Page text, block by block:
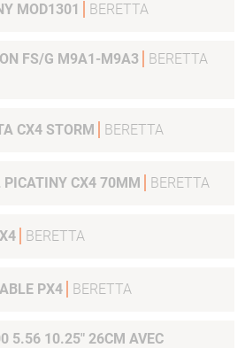
MOD1301 BERETTA
FS/G M9A1-M9A3
BERETTA
CX4 STORM BERETTA
PICATINY CX4 70MM BERETTA
BERETTA
PX4 BERETTA
5.56 10.25" 26CM AVEC